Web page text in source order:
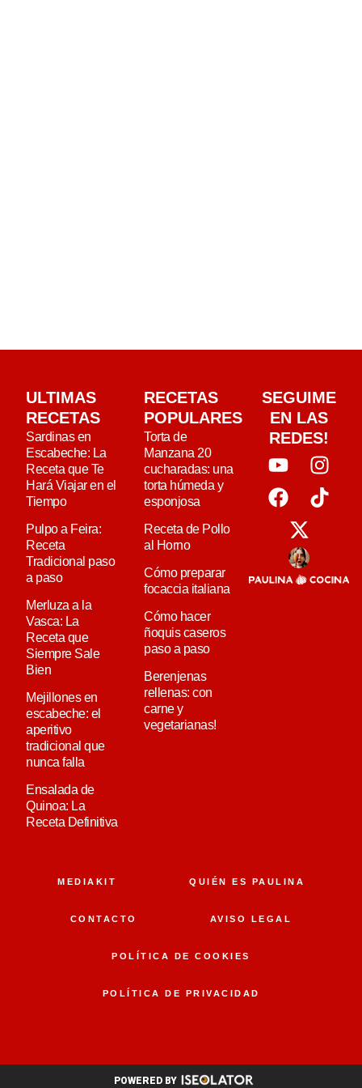
ULTIMAS
RECETAS
Sardinas en
Escabeche: La
Receta que Te
Hará Viajar en el
Tiempo
Pulpo a Feira:
Receta
Tradicional paso
a paso
Merluza a la
Vasca: La
Receta que
Siempre Sale
Bien
Mejillones en
escabeche: el
aperitivo
tradicional que
nunca falla
Ensalada de
Quinoa: La
Receta Definitiva
RECETAS
POPULARES
Torta de
Manzana 20
cucharadas: una
torta húmeda y
esponjosa
Receta de Pollo
al Horno
Cómo preparar
focaccia italiana
Cómo hacer
ñoquis caseros
paso a paso
Berenjenas
rellenas: con
carne y
vegetarianas!
SEGUIME
EN LAS
REDES!
MEDIAKIT QUIÉN ES PAULINA
CONTACTO AVISO LEGAL
POLÍTICA DE COOKIES
POLÍTICA DE PRIVACIDAD
POWERED BY